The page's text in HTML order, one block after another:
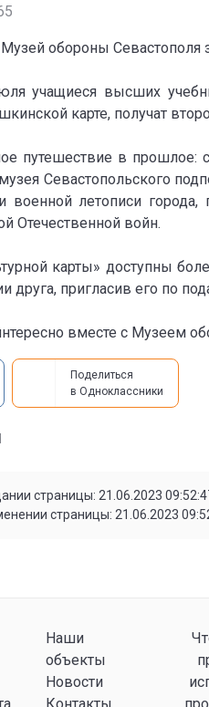
обороны Севастополя
учащиеся высших
карте, получат
путешествие в
Севастопольского
военной летописи
Отечественной войн.
карты» доступны
друга, пригласив его по
вместе с Музеем
Поделиться
в Одноклассники
страницы: 21.06.2023
страницы: 21.06.2023
Наши
объекты
Новости